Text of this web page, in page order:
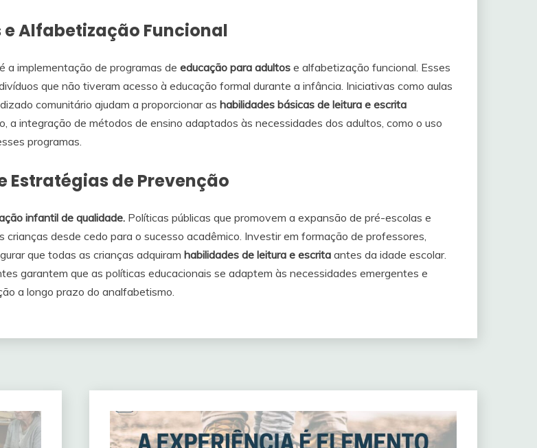
Alfabetização Funcional
a implementação de programas de educação para adultos e alfabetização funcional. Esses
que não tiveram acesso à educação formal durante a infância. Iniciativas como aulas
comunitário ajudam a proporcionar as habilidades básicas de leitura e escrita
a integração de métodos de ensino adaptados às necessidades dos adultos, como o uso
programas.
de Prevenção
infantil de qualidade. Políticas públicas que promovem a expansão de pré-escolas e
desde cedo para o sucesso acadêmico. Investir em formação de professores,
que todas as crianças adquiram habilidades de leitura e escrita antes da idade escolar.
garantem que as políticas educacionais se adaptem às necessidades emergentes e
a longo prazo do analfabetismo.